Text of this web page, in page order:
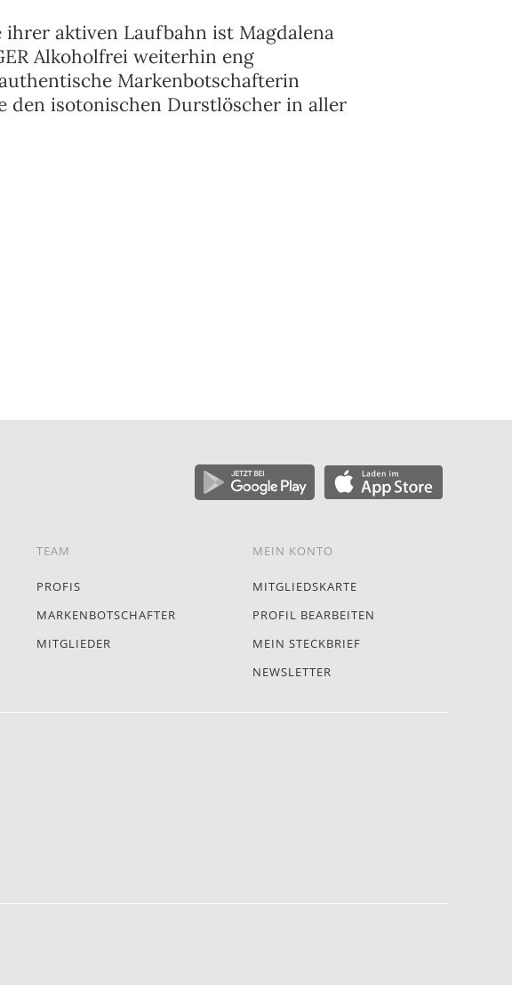
ihrer aktiven Laufbahn ist Magdalena
Alkoholfrei weiterhin eng
Markenbotschafterin
den isotonischen Durstlöscher in aller
TEAM
PROFIS
MARKENBOTSCHAFTER
MITGLIEDER
MEIN KONTO
MITGLIEDSKARTE
PROFIL BEARBEITEN
MEIN STECKBRIEF
NEWSLETTER